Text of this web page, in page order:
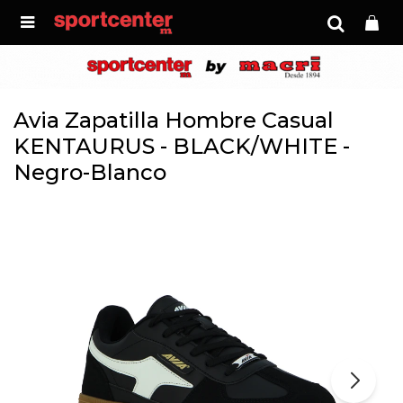

Avia Zapatilla Hombre Casual
KENTAURUS - BLACK/WHITE -
Negro-Blanco